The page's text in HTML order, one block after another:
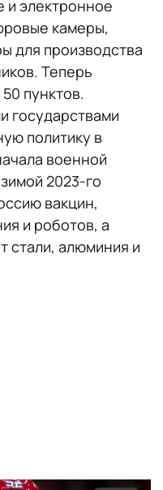
и электронное
камеры,
для производства
Теперь
пунктов.
государствами
политику в
военной
2023-го
вакцин,
и роботов, а
стали, алюминия и